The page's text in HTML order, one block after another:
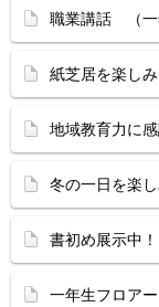
職業講話 （
紙芝居を楽し
地域教育力に
冬の一日を
書初め展示中
一年生フロア